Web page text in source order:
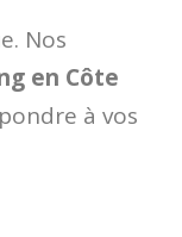
Nos
en Côte
à vos